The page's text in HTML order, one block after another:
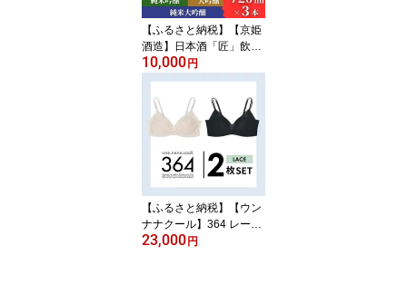
【ふるさと納税】【京姫
酒造】日本酒「匠」飲み
比べ720ml×3本｜純米大
吟醸 大吟醸 純米吟醸 の3
本でこの寄付額 圧倒的
大人気 高評価レビュー多
数 [ 京都 伏見 酒蔵 お酒
送料無料 ふるさと納税
10,000円
【ふるさと納税】【ウン
ナナクール】364 レース
2枚セット【ワコール】
23,000円